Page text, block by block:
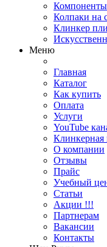
Компоненты
Колпаки на
Клинкер
Меню
Главная
Каталог
Как купить
Оплата
Услуги
YouTube
Клинкерная
О компании
Отзывы
Прайс
Учебный
Статьи
Акции !!!
Партнерам
Вакансии
Контакты